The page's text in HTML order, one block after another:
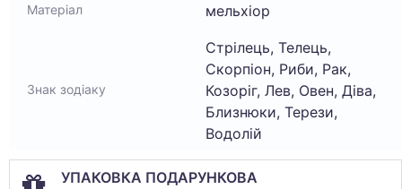
Матеріал мельхіор
Знак зодіаку
Стрілець, Телець,
Скорпіон, Риби, Рак,
Козоріг, Лев, Овен, Діва,
Близнюки, Терези,
Водолій
УПАКОВКА ПОДАРУНКОВА